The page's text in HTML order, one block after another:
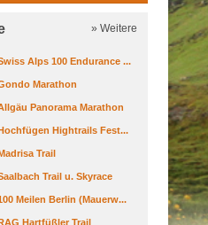
» Weitere
Alps 100 Endurance ...
Marathon
Panorama Marathon
Hightrails Fest...
Trail
Trail u. Skyrace
Meilen Berlin (Mauerw...
Hartfüßler Trail